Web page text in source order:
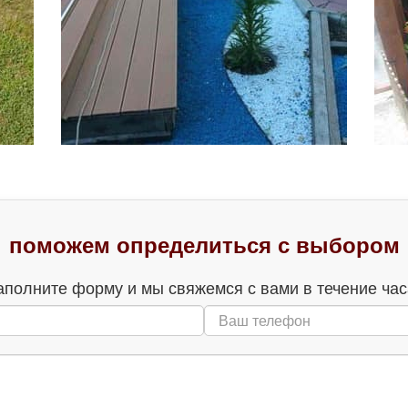
поможем определиться с выбором
форму и мы свяжемся с вами в течение